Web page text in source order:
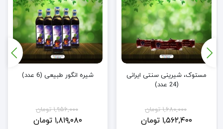
مستوک، شیرینی سنتی ایرانی
(24 عدد)
۱,۶۸۰,۰۰۰ تومان
۱,۵۶۲,۴۰۰ تومان
شیره انگور طبیعی (6 عدد)
۱,۹۵۶,۰۰۰ تومان
۱,۸۱۹,۰۸۰ تومان